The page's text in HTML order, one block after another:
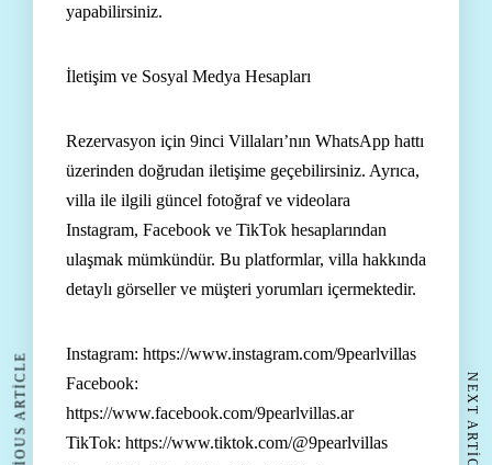
yapabilirsiniz.
İletişim ve Sosyal Medya Hesapları
Rezervasyon için 9inci Villaları’nın WhatsApp hattı
üzerinden doğrudan iletişime geçebilirsiniz. Ayrıca,
villa ile ilgili güncel fotoğraf ve videolara
Instagram, Facebook ve TikTok hesaplarından
ulaşmak mümkündür. Bu platformlar, villa hakkında
detaylı görseller ve müşteri yorumları içermektedir.
Instagram: https://www.instagram.com/9pearlvillas
Facebook:
https://www.facebook.com/9pearlvillas.ar
TikTok: https://www.tiktok.com/@9pearlvillas
PREVIOUS ARTICLE NEXT ARTICLE